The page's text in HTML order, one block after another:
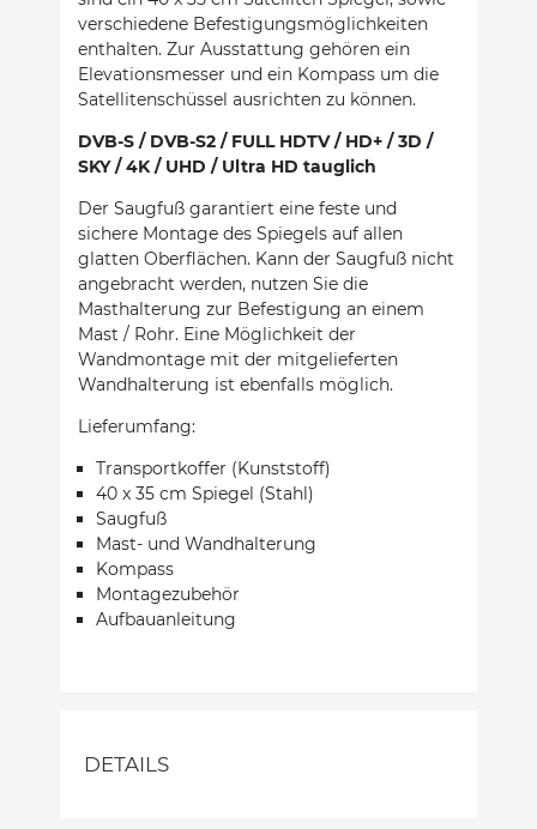
verschiedene Befestigungsmöglichkeiten
enthalten. Zur Ausstattung gehören ein
Elevationsmesser und ein Kompass um die
Satellitenschüssel ausrichten zu können.
DVB-S / DVB-S2 / FULL HDTV / HD+ / 3D /
SKY / 4K / UHD / Ultra HD tauglich
Der Saugfuß garantiert eine feste und
sichere Montage des Spiegels auf allen
glatten Oberflächen. Kann der Saugfuß nicht
angebracht werden, nutzen Sie die
Masthalterung zur Befestigung an einem
Mast / Rohr. Eine Möglichkeit der
Wandmontage mit der mitgelieferten
Wandhalterung ist ebenfalls möglich.
Lieferumfang:
Transportkoffer (Kunststoff)
40 x 35 cm Spiegel (Stahl)
Saugfuß
Mast- und Wandhalterung
Kompass
Montagezubehör
Aufbauanleitung
DETAILS